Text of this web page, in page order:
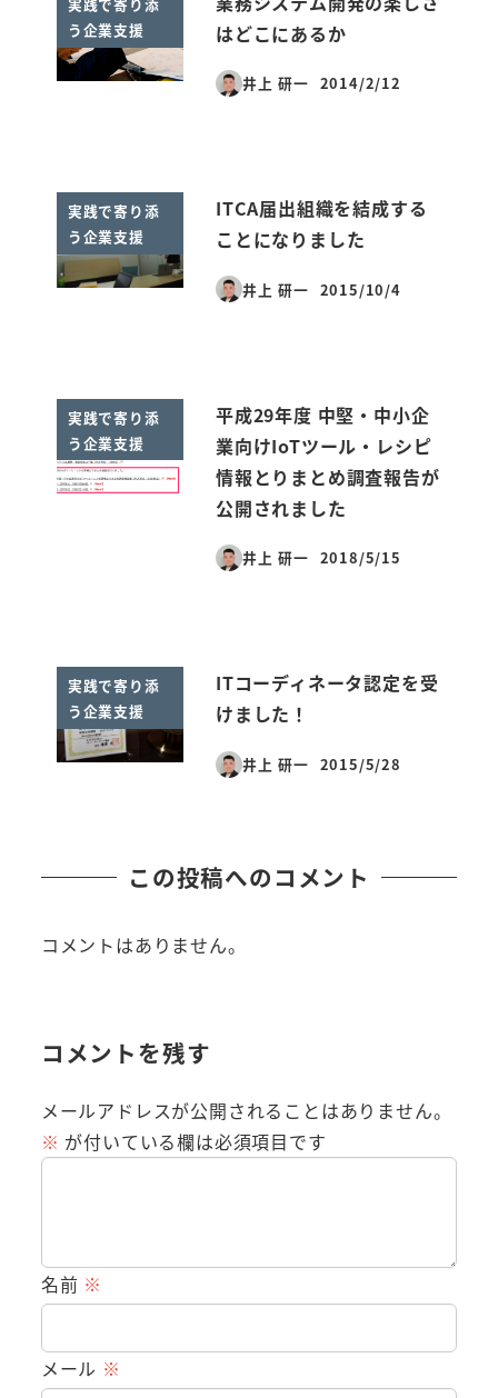
実践で寄り添
う企業支援
はどこにあるか
井上 研一
投稿日
2014/2/12
実践で寄り添
う企業支援
ITCA届出組織を結成する
ことになりました
井上 研一
投稿日
2015/10/4
実践で寄り添
う企業支援
平成29年度 中堅・中小企
業向けIoTツール・レシピ
情報とりまとめ調査報告が
公開されました
井上 研一
投稿日
2018/5/15
実践で寄り添
う企業支援
ITコーディネータ認定を受
けました！
井上 研一
投稿日
2015/5/28
この投稿へのコメント
コメントはありません。
コメントを残す
メールアドレスが公開されることはありません。
※ が付いている欄は必須項目です
名前 ※
メール ※